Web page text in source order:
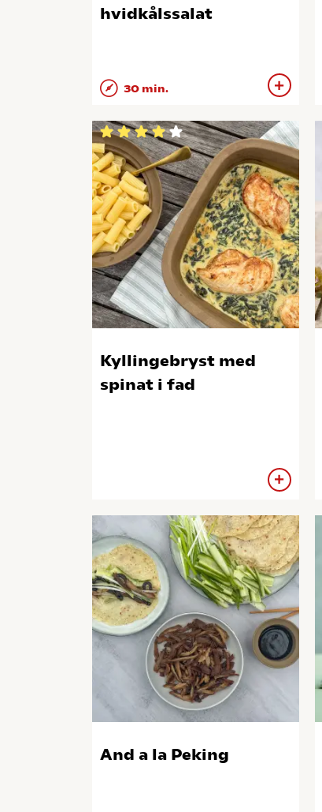
hvidkålssalat
30 min.
Kyllingebryst med
spinat i fad
And a la Peking